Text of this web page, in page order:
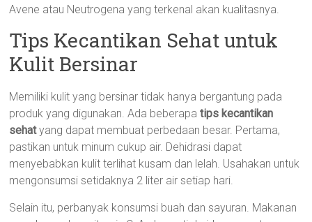
Avene atau Neutrogena yang terkenal akan kualitasnya.
Tips Kecantikan Sehat untuk
Kulit Bersinar
Memiliki kulit yang bersinar tidak hanya bergantung pada
produk yang digunakan. Ada beberapatips kecantikan
sehatyang dapat membuat perbedaan besar. Pertama,
pastikan untuk minum cukup air. Dehidrasi dapat
menyebabkan kulit terlihat kusam dan lelah. Usahakan untuk
mengonsumsi setidaknya 2 liter air setiap hari.
Selain itu, perbanyak konsumsi buah dan sayuran. Makanan